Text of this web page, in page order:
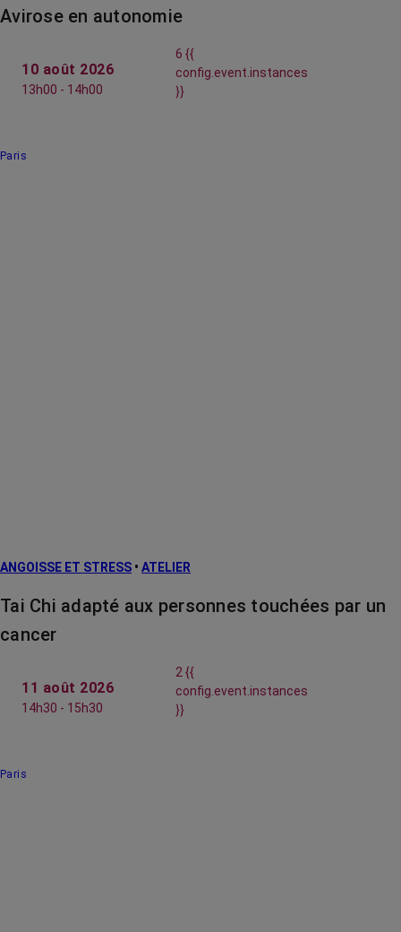
Avirose en autonomie
10 août 2026
13h00 - 14h00
6 {{
config.event.instances
}}
Paris
ANGOISSE ET STRESS • ATELIER
Tai Chi adapté aux personnes touchées par un
cancer
11 août 2026
14h30 - 15h30
2 {{
config.event.instances
}}
Paris